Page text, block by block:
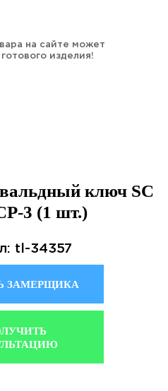
на сайте может
изделия!
ключ SC
3 (1 шт.)
tl-34357
ЗАМЕРЩИКА